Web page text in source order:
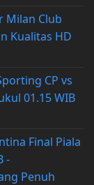
Milan Club
Kualitas HD
CP vs
01.15 WIB
Final Piala
-
Penuh